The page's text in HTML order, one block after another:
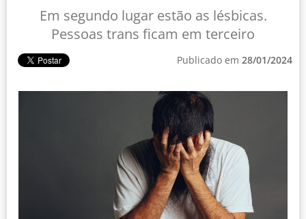
Em segundo lugar estão as lésbicas.
Pessoas trans ficam em terceiro
Publicado em 28/01/2024